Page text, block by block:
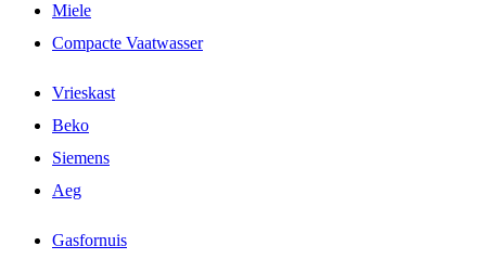
Miele
Compacte Vaatwasser
Vrieskast
Beko
Siemens
Aeg
Gasfornuis